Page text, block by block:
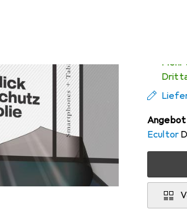
Mehr
Angebot
Ecultor